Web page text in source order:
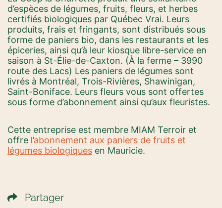
d’espèces de légumes, fruits, fleurs, et herbes
certifiés biologiques par Québec Vrai. Leurs
produits, frais et fringants, sont distribués sous
forme de paniers bio, dans les restaurants et les
épiceries, ainsi qu’à leur kiosque libre-service en
saison à St-Élie-de-Caxton. (À la ferme – 3990
route des Lacs) Les paniers de légumes sont
livrés à Montréal, Trois-Rivières, Shawinigan,
Saint-Boniface. Leurs fleurs vous sont offertes
sous forme d’abonnement ainsi qu’aux fleuristes.
Cette entreprise est membre MIAM Terroir et
offre l’abonnement aux paniers de fruits et
légumes biologiques en Mauricie.
Partager